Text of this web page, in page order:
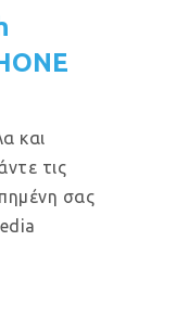
και
τις
σας